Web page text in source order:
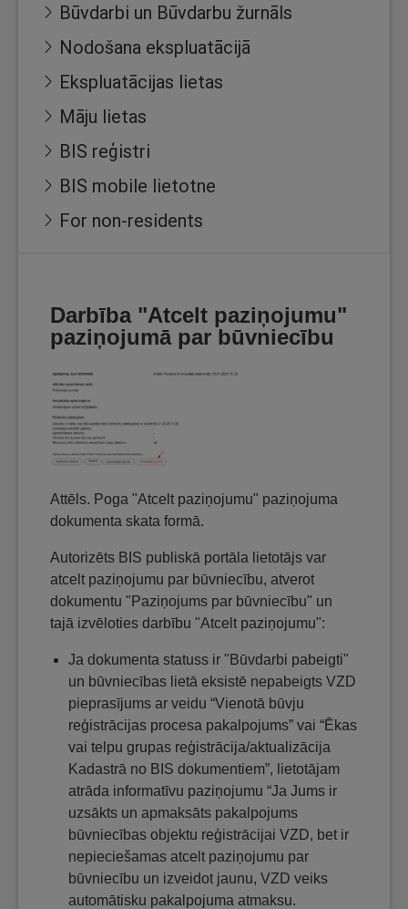
Būvdarbi un Būvdarbu žurnāls
Nodošana ekspluatācijā
Ekspluatācijas lietas
Māju lietas
BIS reģistri
BIS mobile lietotne
For non-residents
Darbība "Atcelt paziņojumu"
paziņojumā par būvniecību
Attēls. Poga "Atcelt paziņojumu" paziņojuma
dokumenta skata formā.
Autorizēts BIS publiskā portāla lietotājs var
atcelt paziņojumu par būvniecību, atverot
dokumentu "Paziņojums par būvniecību" un
tajā izvēloties darbību "Atcelt paziņojumu":
Ja dokumenta statuss ir "Būvdarbi pabeigti"
un būvniecības lietā eksistē nepabeigts VZD
pieprasījums ar veidu “Vienotā būvju
reģistrācijas procesa pakalpojums” vai “Ēkas
vai telpu grupas reģistrācija/aktualizācija
Kadastrā no BIS dokumentiem”, lietotājam
atrāda informatīvu paziņojumu “Ja Jums ir
uzsākts un apmaksāts pakalpojums
būvniecības objektu reģistrācijai VZD, bet ir
nepieciešamas atcelt paziņojumu par
būvniecību un izveidot jaunu, VZD veiks
automātisku pakalpojuma atmaksu.